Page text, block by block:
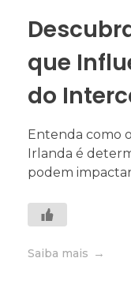
que
do
Entenda como
Irlanda é
podem
Saiba mais